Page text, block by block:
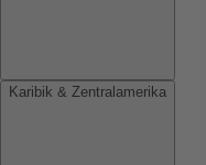
Karibik & Zentralamerika